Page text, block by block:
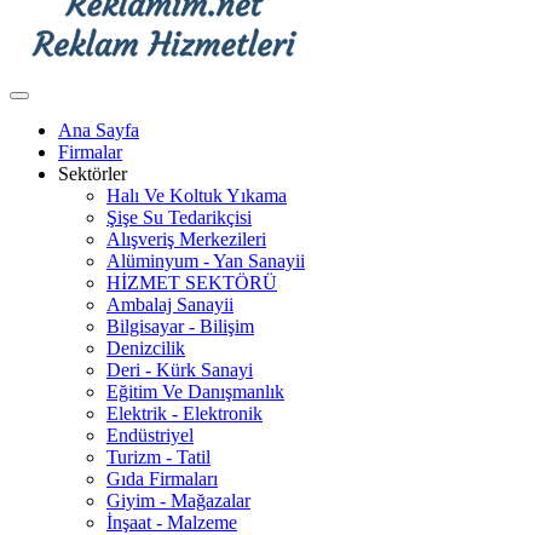
Ana Sayfa
Firmalar
Sektörler
Halı Ve Koltuk Yıkama
Şişe Su Tedarikçisi
Alışveriş Merkezileri
Alüminyum - Yan Sanayii
HİZMET SEKTÖRÜ
Ambalaj Sanayii
Bilgisayar - Bilişim
Denizcilik
Deri - Kürk Sanayi
Eğitim Ve Danışmanlık
Elektrik - Elektronik
Endüstriyel
Turizm - Tatil
Gıda Firmaları
Giyim - Mağazalar
İnşaat - Malzeme